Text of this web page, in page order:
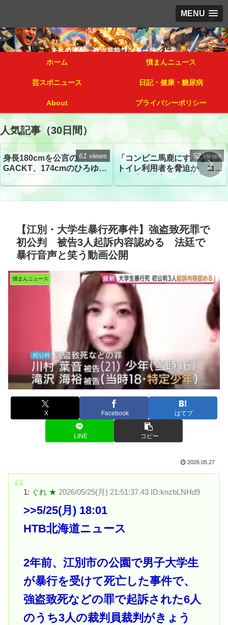
MENU
ホーム 憤まんニュース
芸スポニュース 日記・健康・糖尿病
About プライバシーポリシー
人気記事（30日間）
身長180cmを公言の
GACKT、174cmのひろゆき
トざわつき イベントでの写
真が話題
61 views
「コンビニ馬鹿にすんなよ」
トイレ利用者を脅迫か コン
52 views
【江別・大学生暴行死事件】強盗致死罪で
初公判 被告3人起訴内容認める 法廷で
暴行音声と笑う動画公開
憤まんニュース
X Facebook はてブ
LINE コピー
2026.05.27
1: ぐれ ★ 2026/05/25(月) 21:51:37.43 ID:knzbLNHd9
>>5/25(月) 18:01
HTB北海道ニュース
2年前、江別市の公園で男子大学生
が暴行を受けて死亡した事件で、
強盗致死などの罪で起訴された6人
のうち3人の裁判員裁判がきょう